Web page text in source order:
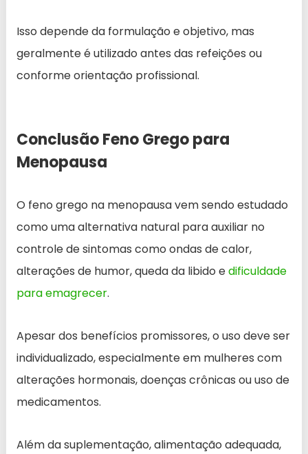
Isso depende da formulação e objetivo, mas
geralmente é utilizado antes das refeições ou
conforme orientação profissional.
Conclusão Feno Grego para
Menopausa
O feno grego na menopausa vem sendo estudado
como uma alternativa natural para auxiliar no
controle de sintomas como ondas de calor,
alterações de humor, queda da libido edificuldade
para emagrecer.
Apesar dos benefícios promissores, o uso deve ser
individualizado, especialmente em mulheres com
alterações hormonais, doenças crônicas ou uso de
medicamentos.
Além da suplementação, alimentação adequada,